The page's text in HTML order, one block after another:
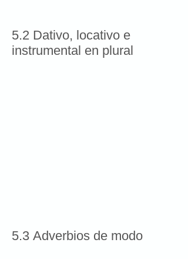
5.2 Dativo, locativo e
instrumental en plural
5.3 Adverbios de modo